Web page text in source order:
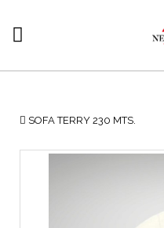
SOFA TERRY 230 MTS.